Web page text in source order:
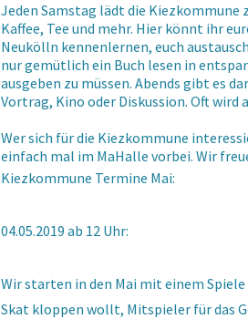
Jeden Samstag lädt die Kiezkommune
Kaffee, Tee und mehr. Hier könnt ihr
Neukölln kennenlernen, euch
nur gemütlich ein Buch lesen in
ausgeben zu müssen. Abends gibt es
Vortrag, Kino oder Diskussion. Oft wird
Wer sich für die Kiezkommune
einfach mal im MaHalle vorbei. Wir
Kiezkommune Termine Mai:
04.05.2019 ab 12 Uhr:
Wir starten in den Mai mit einem Spiele
Skat kloppen wollt, Mitspieler für das